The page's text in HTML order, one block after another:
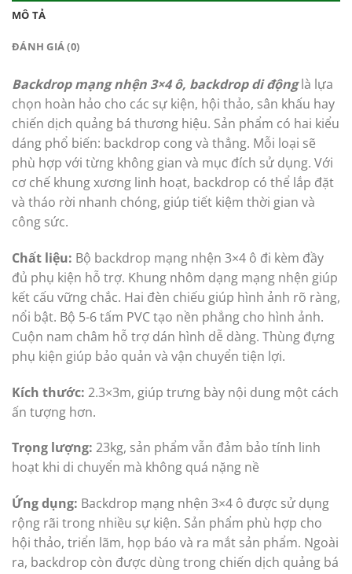
MÔ TẢ
ĐÁNH GIÁ (0)
Backdrop mạng nhện 3×4 ô, backdrop di độnglà lựa
chọn hoàn hảo cho các sự kiện, hội thảo, sân khấu hay
chiến dịch quảng bá thương hiệu. Sản phẩm có hai kiểu
dáng phổ biến: backdrop cong và thẳng. Mỗi loại sẽ
phù hợp với từng không gian và mục đích sử dụng. Với
cơ chế khung xương linh hoạt, backdrop có thể lắp đặt
và tháo rời nhanh chóng, giúp tiết kiệm thời gian và
công sức.
Chất liệu: Bộ backdrop mạng nhện 3×4 ô đi kèm đầy
đủ phụ kiện hỗ trợ. Khung nhôm dạng mạng nhện giúp
kết cấu vững chắc. Hai đèn chiếu giúp hình ảnh rõ ràng,
nổi bật. Bộ 5-6 tấm PVC tạo nền phẳng cho hình ảnh.
Cuộn nam châm hỗ trợ dán hình dễ dàng. Thùng đựng
phụ kiện giúp bảo quản và vận chuyển tiện lợi.
Kích thước: 2.3×3m, giúp trưng bày nội dung một cách
ấn tượng hơn.
Trọng lượng: 23kg, sản phẩm vẫn đảm bảo tính linh
hoạt khi di chuyển mà không quá nặng nề
Ứng dụng: Backdrop mạng nhện 3×4 ô được sử dụng
rộng rãi trong nhiều sự kiện. Sản phẩm phù hợp cho
hội thảo, triển lãm, họp báo và ra mắt sản phẩm. Ngoài
ra, backdrop còn được dùng trong chiến dịch quảng bá